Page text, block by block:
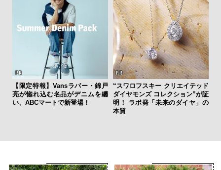
【限定特報】Vansラバー・錦戸
亮が惚れ込む名品がデニムを纏
い、ABCマートで新登場！
“スワロフスキー クリエイテッド
ダイヤモンズ コレクション”が証
明！ ラボ発「未来のダイヤ」の
本質